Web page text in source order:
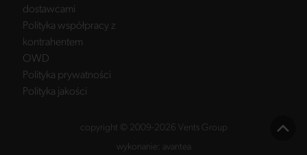
dostawcami
Polityka współpracy z
kontrahentem
OWD
Polityka prywatności
Polityka jakości
copyright © 2009-2026 Vents Group
wykonanie: avantea